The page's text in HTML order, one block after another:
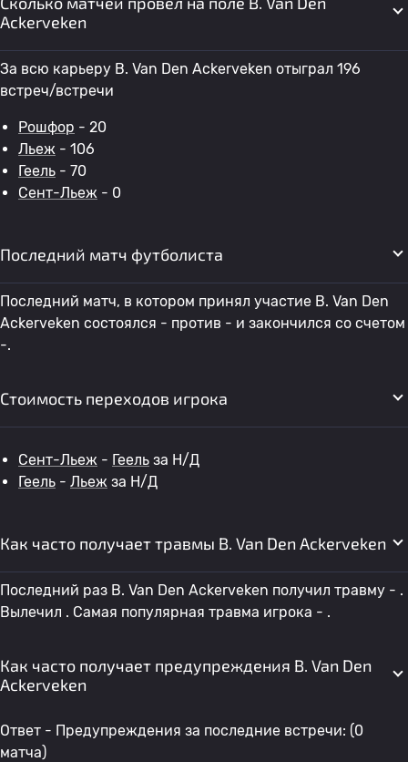
Ackerveken
За всю карьеру B. Van Den Ackerveken отыграл 196
встреч/встречи
Рошфор - 20
Льеж - 106
Геель - 70
Сент-Льеж - 0
Последний матч футболиста
Последний матч, в котором принял участие B. Van Den
Ackerveken состоялся - против - и закончился со счетом
-.
Стоимость переходов игрока
Сент-Льеж - Геель за Н/Д
Геель - Льеж за Н/Д
Как часто получает травмы B. Van Den Ackerveken
Последний раз B. Van Den Ackerveken получил травму - .
Вылечил . Самая популярная травма игрока - .
Как часто получает предупреждения B. Van Den
Ackerveken
Ответ - Предупреждения за последние встречи: (0
матча)